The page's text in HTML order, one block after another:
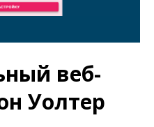
веб-
Уолтер